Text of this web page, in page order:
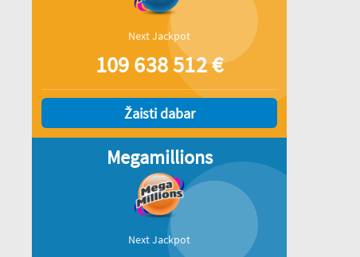
Next Jackpot
109 638 512€
Žaisti dabar
Megamillions
Next Jackpot